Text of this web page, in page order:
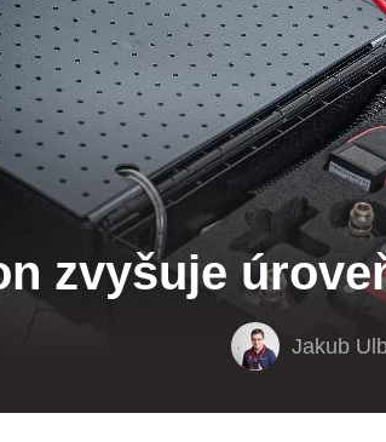
zvyšuje
Jakub